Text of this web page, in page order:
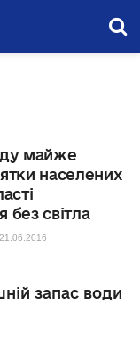
майже
населених
без світла
21.06.2016
запас води